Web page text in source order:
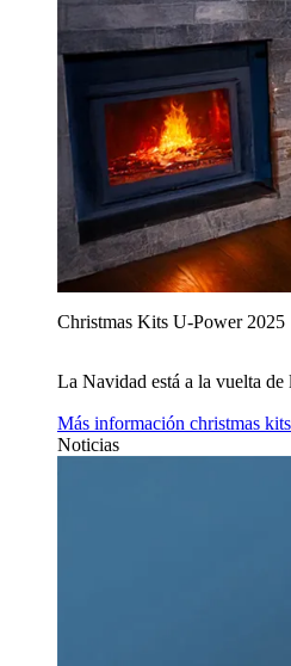
Christmas Kits U‑Power 2025
La Navidad está a la vuelta
Más información christmas
Noticias